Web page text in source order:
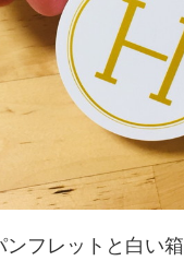
ンフレットと白い